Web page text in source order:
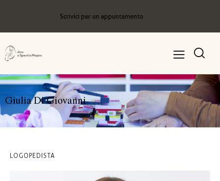
Scrivici per un appuntamento
Giulia Di Giovanni
LOGOPEDISTA